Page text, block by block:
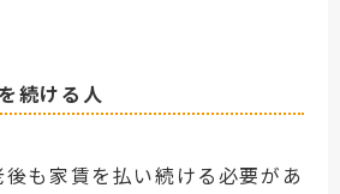
続ける人
も家賃を払い続ける必要があ